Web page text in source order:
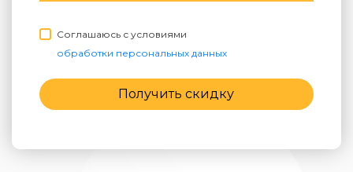
Соглашаюсь с условиями
обработки персональных данных
Получить скидку